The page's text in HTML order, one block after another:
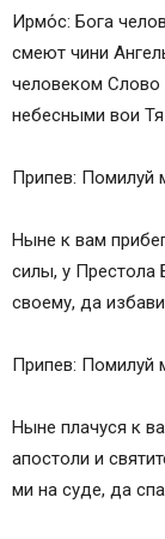
Ирмо́с: Бога
смеют чини
человеком
небесными вои
Припев: Помилуй
Ныне к вам
силы, у Престола
своему, да
Припев: Помилуй
Ныне плачуся к
апостоли и
ми на суде, да